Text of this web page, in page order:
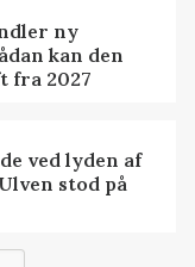
ny
kan den
fra 2027
ved lyden af
stod på